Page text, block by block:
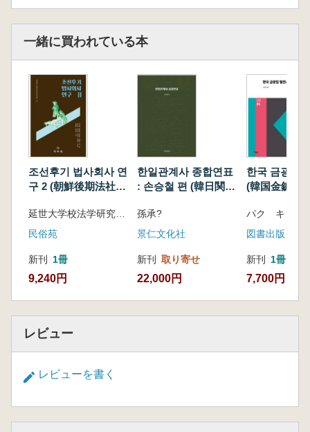
一緒に買われている本
조선후기 법사회사 연
구 2 (朝鮮後期法社会
延世大学校法学研究院法社会センター 企画、チャ インベ ほか 著
民俗苑
新刊 1冊
9,240円
한일관계사 종합연표
: 손승철 편 (韓日関係
孫承?
景仁文化社
新刊 取り寄せ
22,000円
한국 금광업
(韓国金鉱業
パク キジュ
図書出版 ヘ
新刊 1冊
7,700円
レビュー
レビューを書く